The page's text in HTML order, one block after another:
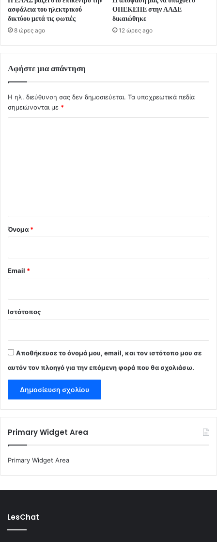
ασφάλεια του ηλεκτρικού
δικτύου μετά τις φωτιές
8 ώρες ago
ΟΠΕΚΕΠΕ στην ΑΑΔΕ
δικαιώθηκε
12 ώρες ago
Αφήστε μια απάντηση
Η ηλ. διεύθυνση σας δεν δημοσιεύεται. Τα υποχρεωτικά πεδία
σημειώνονται με *
Όνομα *
Email *
Ιστότοπος
Αποθήκευσε το όνομά μου, email, και τον ιστότοπο μου σε
αυτόν τον πλοηγό για την επόμενη φορά που θα σχολιάσω.
Primary Widget Area
Primary Widget Area
LesChat